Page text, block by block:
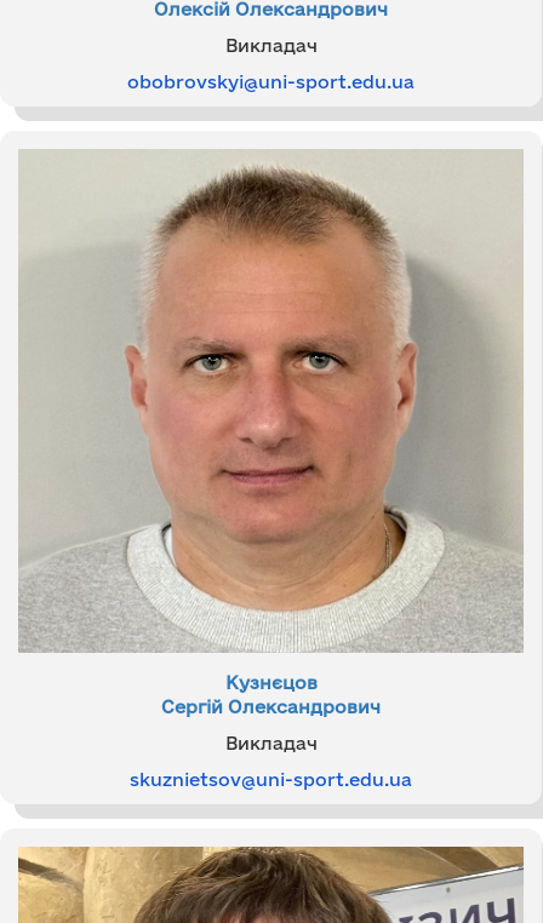
Олексій Олександрович
Викладач
obobrovskyi@uni-sport.edu.ua
Кузнєцов
Сергій Олександрович
Викладач
skuznietsov@uni-sport.edu.ua